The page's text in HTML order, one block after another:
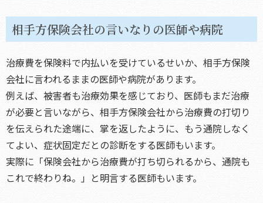
相手方保険会社の言いなりの医師や病院
治療費を保険料で内払いを受けているせいか、相手方保険
会社に言われるままの医師や病院があります。
例えば、被害者も治療効果を感じており、医師もまだ治療
が必要と言いながら、相手方保険会社から治療費の打切り
を伝えられた途端に、掌を返したように、もう通院しなく
てよい、症状固定だとの診断をする医師もいます。
実際に「保険会社から治療費が打ち切られるから、通院も
これで終わりね。」と明言する医師もいます。